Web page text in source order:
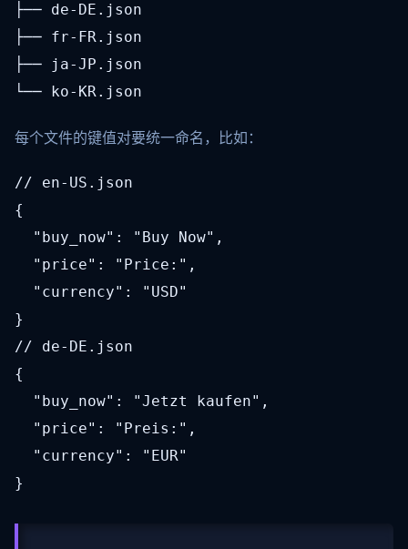
├── de-DE.json
├── fr-FR.json
├── ja-JP.json
└── ko-KR.json
每个文件的键值对要统一命名，比如：
// en-US.json
{
"buy_now": "Buy Now",
"price": "Price:",
"currency": "USD"
}
// de-DE.json
{
"buy_now": "Jetzt kaufen",
"price": "Preis:",
"currency": "EUR"
}